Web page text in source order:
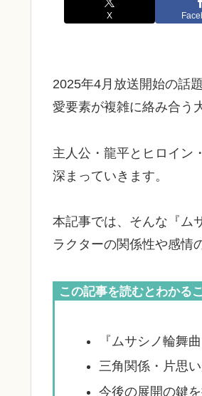
X
2025年4月放送開始の話
愛要素が複雑に絡み合う
主人公・龍平とヒロイン
深まっていきます。
本記事では、そんな『ム
ラクターの関係性や感情
この記事を読むとわかる
『ムサシノ輪舞
三角関係・片思
今後の展開の鍵